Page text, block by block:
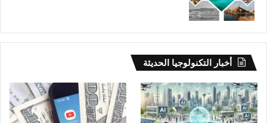
أخبار التكنولوجيا الحديثة